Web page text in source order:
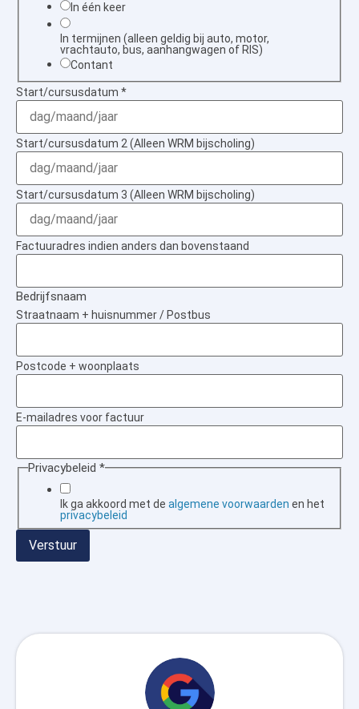
In één keer
In termijnen (alleen geldig bij auto, motor,
vrachtauto, bus, aanhangwagen of RIS)
Contant
Start/cursusdatum *
Start/cursusdatum 2 (Alleen WRM bijscholing)
Start/cursusdatum 3 (Alleen WRM bijscholing)
Factuuradres indien anders dan bovenstaand
Bedrijfsnaam
Straatnaam + huisnummer / Postbus
Postcode + woonplaats
E-mailadres voor factuur
Privacybeleid*
Ik ga akkoord met dealgemene voorwaarden en het
privacybeleid
Verstuur